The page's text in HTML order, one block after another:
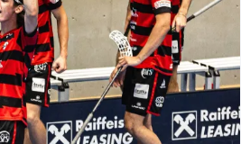
pětiboj
hry
Triatlon
Veslování
Vodní slalom
Volejbal